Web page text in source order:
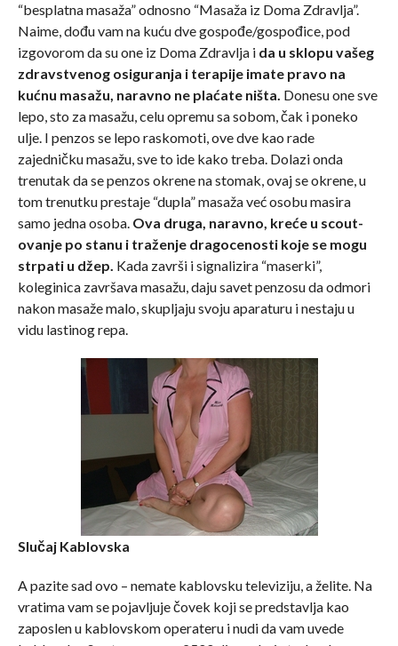
“besplatna masaža” odnosno “Masaža iz Doma Zdravlja”.
Naime, dođu vam na kuću dve gospođe/gospođice, pod
izgovorom da su one iz Doma Zdravlja i da u sklopu vašeg
zdravstvenog osiguranja i terapije imate pravo na
kućnu masažu, naravno ne plaćate ništa. Donesu one sve
lepo, sto za masažu, celu opremu sa sobom, čak i poneko
ulje. I penzos se lepo raskomoti, ove dve kao rade
zajedničku masažu, sve to ide kako treba. Dolazi onda
trenutak da se penzos okrene na stomak, ovaj se okrene, u
tom trenutku prestaje “dupla” masaža već osobu masira
samo jedna osoba. Ova druga, naravno, kreće u scout-
ovanje po stanu i traženje dragocenosti koje se mogu
strpati u džep. Kada završi i signalizira “maserki”,
koleginica završava masažu, daju savet penzosu da odmori
nakon masaže malo, skupljaju svoju aparaturu i nestaju u
vidu lastinog repa.
Slučaj Kablovska
A pazite sad ovo – nemate kablovsku televiziju, a želite. Na
vratima vam se pojavljuje čovek koji se predstavlja kao
zaposlen u kablovskom operateru i nudi da vam uvede